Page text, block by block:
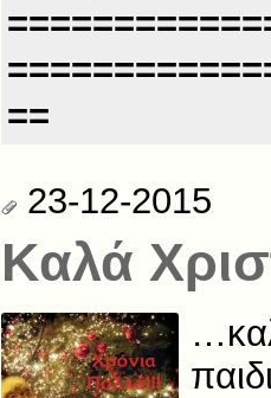
==
23-12-2015
Καλά